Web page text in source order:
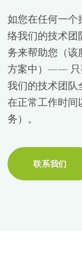
如您在任何一个
络我们的技术团
务来帮助您（该
方案中）—— 只
我们的技术团队
在正常工作时间
务）。
联系我们